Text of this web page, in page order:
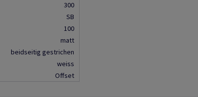
300
SB
100
matt
beidseitig gestrichen
weiss
Offset